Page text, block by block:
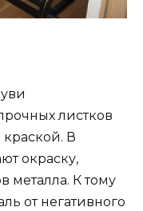
листков
В
окраску,
металла. К тому
от негативного